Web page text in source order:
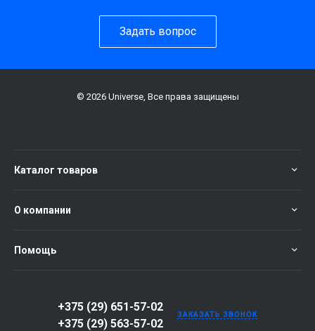
Задать вопрос
© 2026 Universe, Все права защищены
Каталог товаров
О компании
Помощь
+375 (29) 651-57-02
+375 (29) 563-57-02
ЗАКАЗАТЬ ЗВОНОК